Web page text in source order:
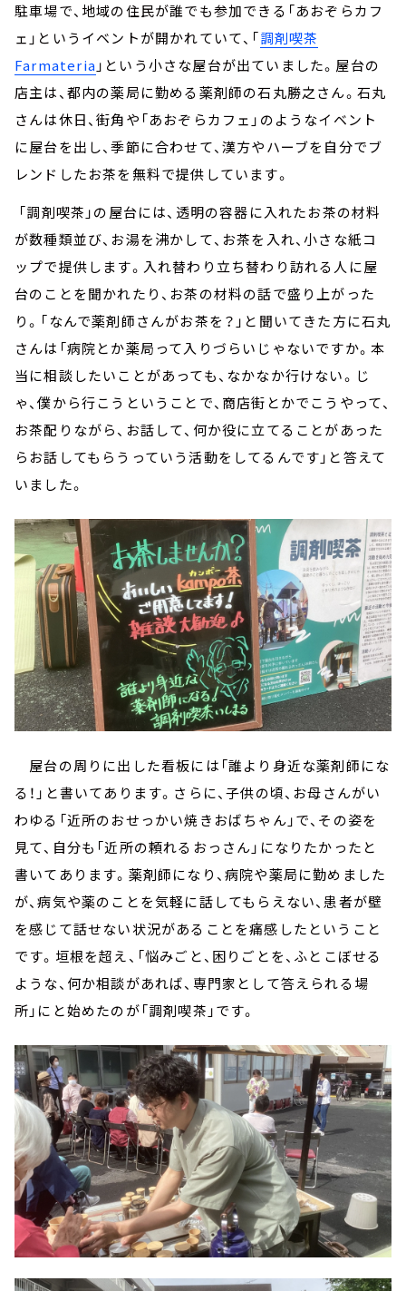
駐車場で、地域の住民が誰でも参加できる「あおぞらカフ
ェ」というイベントが開かれていて、「調剤喫茶
Farmateria 」という小さな屋台が出ていました。屋台の
店主は、都内の薬局に勤める薬剤師の石丸勝之さん。石丸
さんは休日、街角や「あおぞらカフェ」のようなイベント
に屋台を出し、季節に合わせて、漢方やハーブを自分でブ
レンドしたお茶を無料で提供しています。
「調剤喫茶」の屋台には、透明の容器に入れたお茶の材料
が数種類並び、お湯を沸かして、お茶を入れ、小さな紙コ
ップで提供します。入れ替わり立ち替わり訪れる人に屋
台のことを聞かれたり、お茶の材料の話で盛り上がった
り。「なんで薬剤師さんがお茶を？」と聞いてきた方に石丸
さんは「病院とか薬局って入りづらいじゃないですか。本
当に相談したいことがあっても、なかなか行けない。じ
ゃ、僕から行こうということで、商店街とかでこうやって、
お茶配りながら、お話して、何か役に立てることがあった
らお話してもらうっていう活動をしてるんです」と答えて
いました。
屋台の周りに出した看板には「誰より身近な薬剤師にな
る！」と書いてあります。さらに、子供の頃、お母さんがい
わゆる「近所のおせっかい焼きおばちゃん」で、その姿を
見て、自分も「近所の頼れるおっさん」になりたかったと
書いてあります。薬剤師になり、病院や薬局に勤めました
が、病気や薬のことを気軽に話してもらえない、患者が壁
を感じて話せない状況があることを痛感したということ
です。垣根を超え、「悩みごと、困りごとを、ふとこぼせる
ような、何か相談があれば、専門家として答えられる場
所」にと始めたのが「調剤喫茶」です。